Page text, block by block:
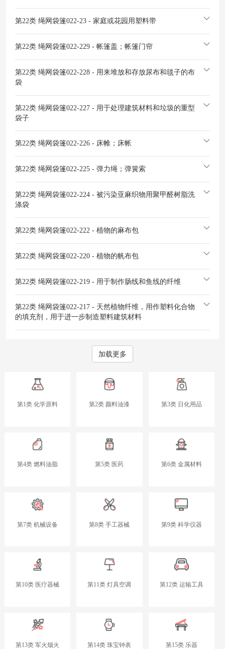
第22类 绳网袋篷022-23 - 家庭或花园用塑料带
第22类 绳网袋篷022-229 - 帐篷盖；帐篷门帘
第22类 绳网袋篷022-228 - 用来堆放和存放尿布和毯子的布
袋
第22类 绳网袋篷022-227 - 用于处理建筑材料和垃圾的重型
袋子
第22类 绳网袋篷022-226 - 床帷；床帐
第22类 绳网袋篷022-225 - 弹力绳；弹簧索
第22类 绳网袋篷022-224 - 被污染亚麻织物用聚甲醛树脂洗
涤袋
第22类 绳网袋篷022-222 - 植物的麻布包
第22类 绳网袋篷022-220 - 植物的帆布包
第22类 绳网袋篷022-219 - 用于制作肠线和鱼线的纤维
第22类 绳网袋篷022-217 - 天然植物纤维，用作塑料化合物
的填充剂，用于进一步制造塑料建筑材料
加载更多
第1类 化学原料 第2类 颜料油漆 第3类 日化用品
第4类 燃料油脂 第5类 医药 第6类 金属材料
第7类 机械设备 第8类 手工器械 第9类 科学仪器
第10类 医疗器械 第11类 灯具空调 第12类 运输工具
第13类 军火烟火 第14类 珠宝钟表 第15类 乐器